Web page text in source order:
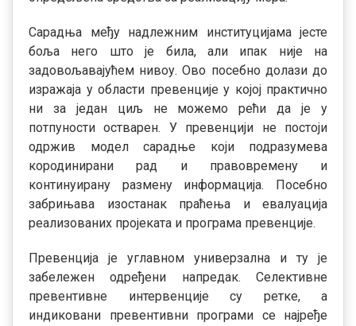
Сарадња међу надлежним институцијама јесте
боља него што је била, али ипак није на
задовољавајућем нивоу. Ово посебно долази до
изражаја у области превенције у којој практично
ни за један циљ не можемо рећи да је у
потпуности остварен. У превенцији не постоји
одржив модел сарадње који подразумева
кородинирани рад и правовремену и
континуирану размену информација. Посебно
забрињава изостанак праћења и евалуација
реализованих пројеката и програма превенције.
Превенција је углавном универзална и ту је
забележен одређени напредак. Селективне
превентивне интервенције су ретке, а
индиковани превентивни програми се најређе